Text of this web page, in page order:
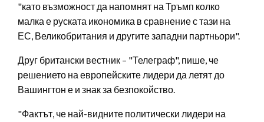
"като възможност да напомнят на Тръмп колко
малка е руската икономика в сравнение с тази на
ЕС, Великобритания и другите западни партньори".
Друг британски вестник – "Телеграф", пише, че
решението на европейските лидери да летят до
Вашингтон е и знак за безпокойство.
"Фактът, че най-видните политически лидери на